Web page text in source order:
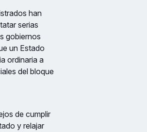
han
serias
gobiernos
un Estado
ordinaria a
del bloque
de cumplir
y relajar